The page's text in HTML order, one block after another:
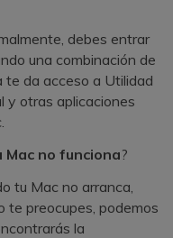
debes entrar
una combinación de
te da acceso a Utilidad
y otras aplicaciones
Mac no funciona?
tu Mac no arranca,
te preocupes, podemos
la